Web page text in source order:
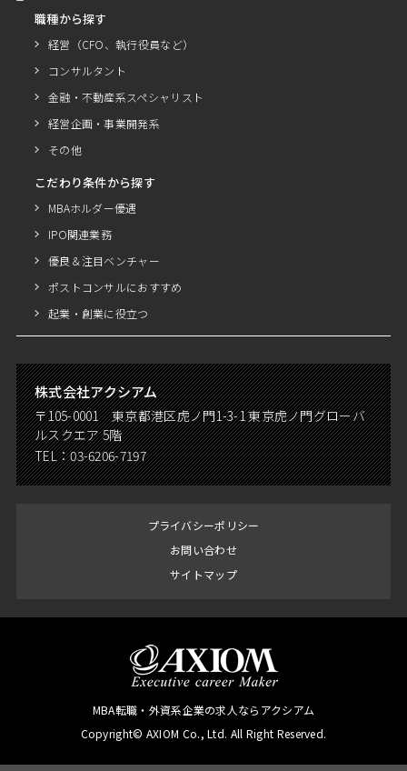
職種から探す
経営（CFO、執行役員など）
コンサルタント
金融・不動産系スペシャリスト
経営企画・事業開発系
その他
こだわり条件から探す
MBAホルダー優遇
IPO関連業務
優良＆注目ベンチャー
ポストコンサルにおすすめ
起業・創業に役立つ
株式会社アクシアム
〒105-0001 東京都港区虎ノ門1-3-1 東京虎ノ門グローバ
ルスクエア 5階
TEL：03-6206-7197
プライバシーポリシー
お問い合わせ
サイトマップ
MBA転職・外資系企業の求人ならアクシアム
Copyright© AXIOM Co., Ltd. All Right Reserved.